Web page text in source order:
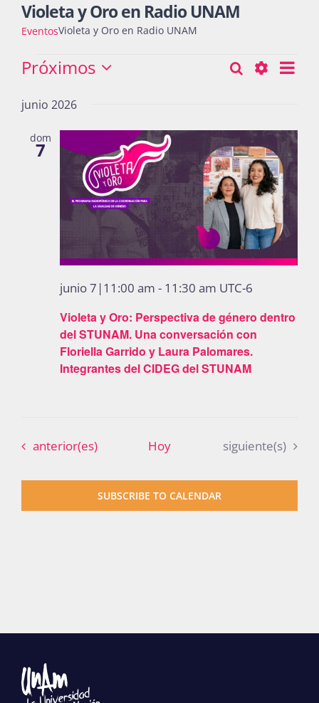
Blog
Recursos
Súmate
Publicaciones
Violeta y Oro en Radio UNAM
EventosVioleta y Oro en Radio UNAM
Eventos
Búsqueda
navegació
de
vistas
de
Eventos
Buscar
de
Lista
Próximos
fecha.
junio 2026
dom
7
Violeta y Oro: Perspectiva de género dentro
del STUNAM. Una conversación con
Floriella Garrido y Laura Palomares.
Integrantes del CIDEG del STUNAM
junio 7|11:00 am - 11:30 am UTC-6
Eventos
anterior(es) Hoy Eventos
siguiente(s)
SUBSCRIBE TO CALENDAR